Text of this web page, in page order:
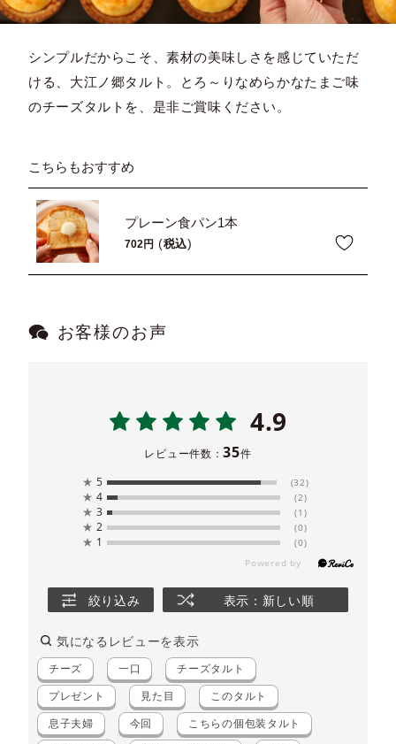
シンプルだからこそ、素材の美味しさを感じていただ
ける、大江ノ郷タルト。とろ～りなめらかなたまご味
のチーズタルトを、是非ご賞味ください。
こちらもおすすめ
プレーン食パン1本
702 税込
お客様のお声
4.9
レビュー件数：35件
★ 5 (32)
★ 4 (2)
★ 3 (1)
★ 2 (0)
★ 1 (0)
絞り込み 表示：新しい順
気になるレビューを表示
チーズ 一口 チーズタルト
プレゼント 見た目 このタルト
息子夫婦 今回 こちらの個包装タルト